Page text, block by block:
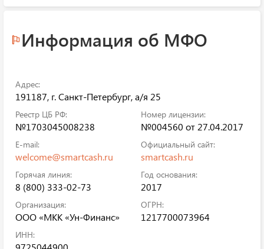
Информация об МФО
Адрес:
191187, г. Санкт-Петербург, а/я 25
Реестр ЦБ РФ:
№1703045008238
Номер лицензии:
№004560 от 27.04.2017
E-mail:
welcome@smartcash.ru
Официальный сайт:
smartcash.ru
Горячая линия:
8 (800) 333-02-73
Год основания:
2017
Организация:
ООО «МКК «Ун-Финанс»
ОГРН:
1217700073964
ИНН: